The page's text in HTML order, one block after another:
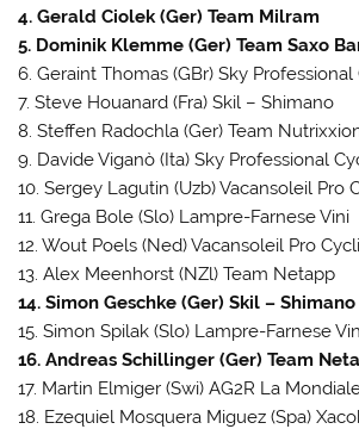
4. Gerald Ciolek (Ger) Team Milram
5. Dominik Klemme (Ger) Team Saxo
6. Geraint Thomas (GBr) Sky
7. Steve Houanard (Fra) Skil – Shimano
8. Steffen Radochla (Ger) Team
9. Davide Viganò (Ita) Sky Professional
10. Sergey Lagutin (Uzb) Vacansoleil Pro
11. Grega Bole (Slo) Lampre-Farnese Vini
12. Wout Poels (Ned) Vacansoleil Pro
13. Alex Meenhorst (NZl) Team Netapp
14. Simon Geschke (Ger) Skil – Shimano
15. Simon Spilak (Slo) Lampre-Farnese
16. Andreas Schillinger (Ger) Team
17. Martin Elmiger (Swi) AG2R La
18. Ezequiel Mosquera Miguez (Spa)